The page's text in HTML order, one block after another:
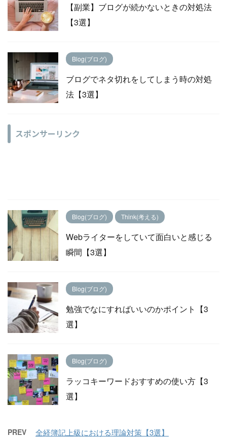
【副業】ブログが続かないときの対処法
【3選】
Blog(ブログ)
ブログでネタ切れをしてしまう時の対処
法【3選】
スポンサーリンク
Blog(ブログ) Think(考える)
Webライターをしていて面白いと感じる
瞬間【3選】
Blog(ブログ)
勉強でなにすればいいのかポイント【3
選】
Blog(ブログ)
ラッコキーワードおすすめの使い方【3
選】
PREV 全経簿記上級における理論対策【3選】